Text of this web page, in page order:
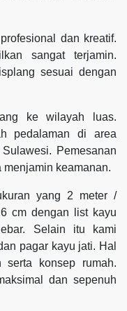
dan kreatif.
sangat terjamin.
sesuai dengan
ke wilayah luas.
pedalaman di area
Pemesanan
keamanan.
yang 2 meter /
cm dengan list kayu
Selain itu kami
pagar kayu jati. Hal
serta konsep rumah.
dan sepenuh